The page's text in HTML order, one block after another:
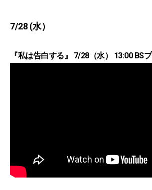
7/28 (水）
『私は告白する』 7/28（水） 13:00 BS